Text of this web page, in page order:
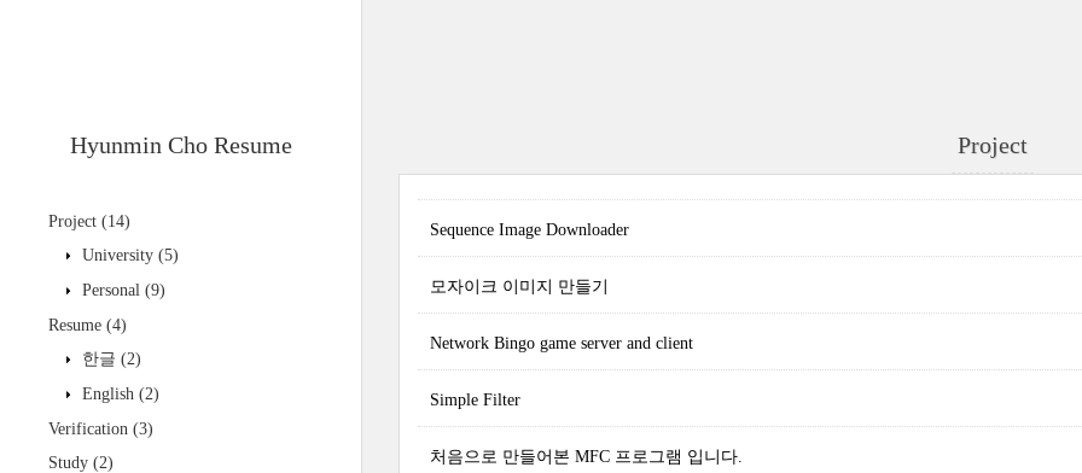
Hyunmin Cho Resume
Project (14)
University (5)
Personal (9)
Resume (4)
한글 (2)
English (2)
Verification (3)
Study (2)
Project
Sequence Image Downloader
모자이크 이미지 만들기
Network Bingo game server and client
Simple Filter
처음으로 만들어본 MFC 프로그램 입니다.